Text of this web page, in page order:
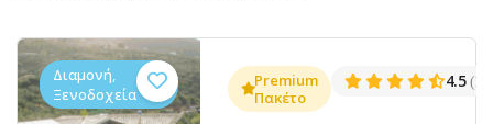
(1381)
Διαμονή,
Ξενοδοχεία
Premium
Πακέτο
4.5